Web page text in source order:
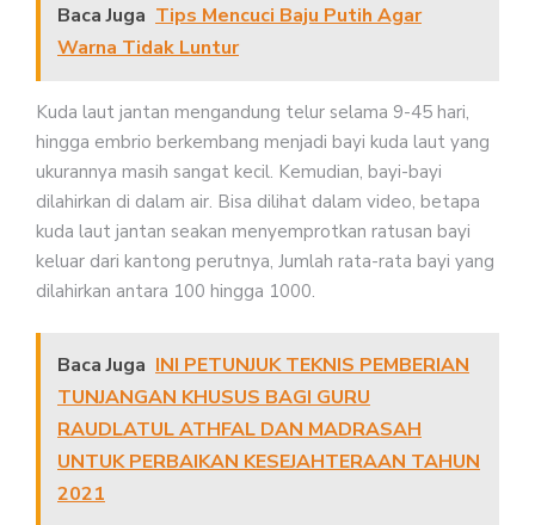
Baca Juga Tips Mencuci Baju Putih Agar
Warna Tidak Luntur
Kuda laut jantan mengandung telur selama 9-45 hari,
hingga embrio berkembang menjadi bayi kuda laut yang
ukurannya masih sangat kecil. Kemudian, bayi-bayi
dilahirkan di dalam air. Bisa dilihat dalam video, betapa
kuda laut jantan seakan menyemprotkan ratusan bayi
keluar dari kantong perutnya, Jumlah rata-rata bayi yang
dilahirkan antara 100 hingga 1000.
Baca Juga INI PETUNJUK TEKNIS PEMBERIAN
TUNJANGAN KHUSUS BAGI GURU
RAUDLATUL ATHFAL DAN MADRASAH
UNTUK PERBAIKAN KESEJAHTERAAN TAHUN
2021